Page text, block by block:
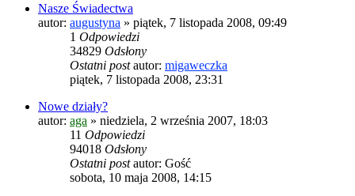
Nasze Świadectwa
autor: augustyna » piątek, 7 listopada 2008, 09:49
1 Odpowiedzi
34829 Odsłony
Ostatni postautor: migaweczka
piątek, 7 listopada 2008, 23:31
Nowe działy?
autor: aga » niedziela, 2 września 2007, 18:03
11 Odpowiedzi
94018 Odsłony
Ostatni postautor: Gość
sobota, 10 maja 2008, 14:15